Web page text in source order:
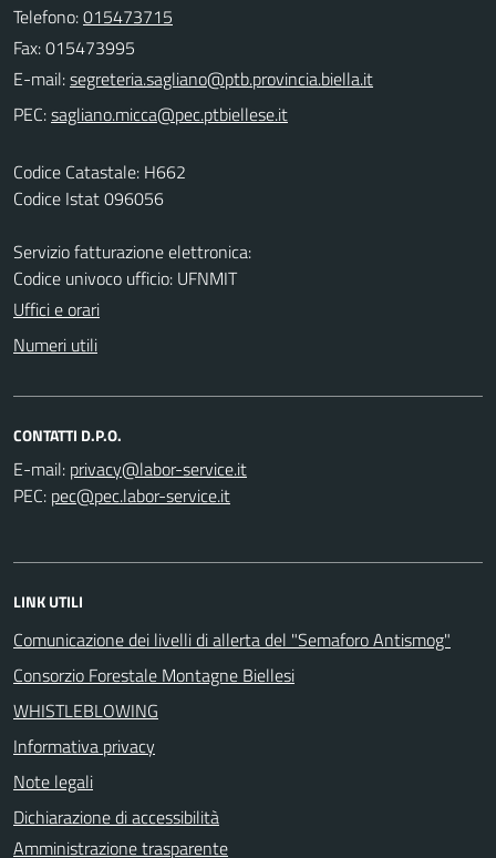
Telefono:015473715
Fax: 015473995
E-mail:
PEC:
Codice Catastale: H662
Codice Istat 096056
Servizio fatturazione elettronica:
Codice univoco ufficio: UFNMIT
Uffici e orari
Numeri utili
CONTATTI D.P.O.
E-mail:
PEC:
LINK UTILI
Comunicazione dei livelli di allerta del "Semaforo Antismog"
Consorzio Forestale Montagne Biellesi
WHISTLEBLOWING
Informativa privacy
Note legali
Dichiarazione di accessibilità
Amministrazione trasparente